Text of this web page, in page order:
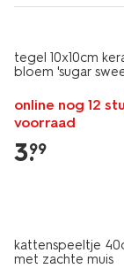
tegel 10x10cm
bloem 'sugar
online nog 12
voorraad
3.
99
kattenspeeltje
met zachte muis